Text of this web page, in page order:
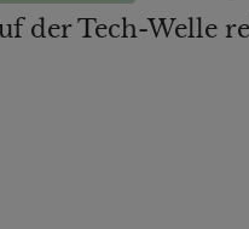
der Tech-Welle